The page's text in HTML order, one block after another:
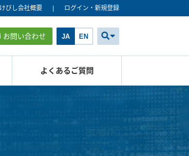
びし会社概要 ログイン・新規登録
お問い合わせ JA EN
よくあるご質問